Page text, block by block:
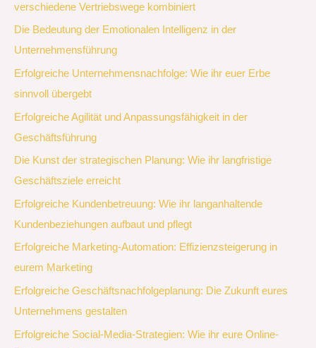
verschiedene Vertriebswege kombiniert
Die Bedeutung der Emotionalen Intelligenz in der
Unternehmensführung
Erfolgreiche Unternehmensnachfolge: Wie ihr euer Erbe
sinnvoll übergebt
Erfolgreiche Agilität und Anpassungsfähigkeit in der
Geschäftsführung
Die Kunst der strategischen Planung: Wie ihr langfristige
Geschäftsziele erreicht
Erfolgreiche Kundenbetreuung: Wie ihr langanhaltende
Kundenbeziehungen aufbaut und pflegt
Erfolgreiche Marketing-Automation: Effizienzsteigerung in
eurem Marketing
Erfolgreiche Geschäftsnachfolgeplanung: Die Zukunft eures
Unternehmens gestalten
Erfolgreiche Social-Media-Strategien: Wie ihr eure Online-